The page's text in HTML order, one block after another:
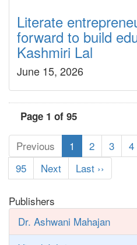
Literate
forward to build
Kashmiri Lal
June 15, 2026
Page 1 of 95
Previous 1 2 3 4
95
Next Last ››
Publishers
Dr. Ashwani Mahajan